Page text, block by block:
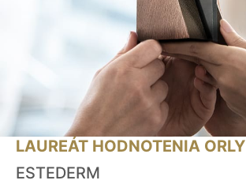
LAUREÁT HODNOTENIA ORLY
ESTEDERM